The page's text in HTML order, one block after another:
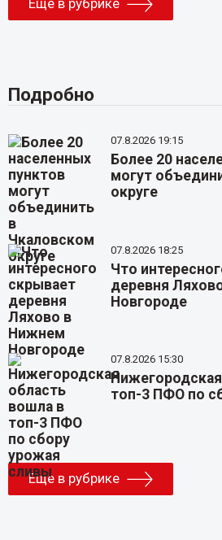
Подробно
07.8.2026 19:15
Более 20
могут
округе
07.8.2026 18:25
Что
деревня
Новгороде
07.8.2026 15:30
топ-3 ПФО по
Еще в рубрике